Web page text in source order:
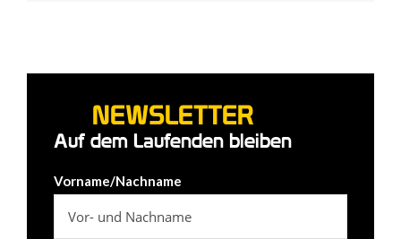
NEWSLETTER
Auf dem Laufenden bleiben
Vorname/Nachname